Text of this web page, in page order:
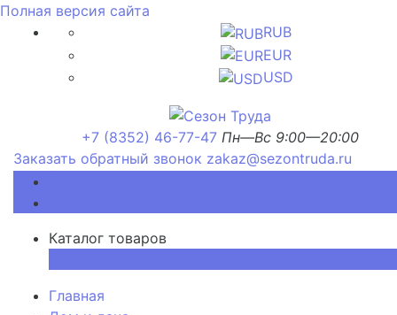
Полная версия сайта
RUB
EUR
USD
+7 (8352) 46-77-47 Пн—Вс 9:00—20:00
Заказать обратный звонок zakaz@sezontruda.ru
Каталог товаров
Главная